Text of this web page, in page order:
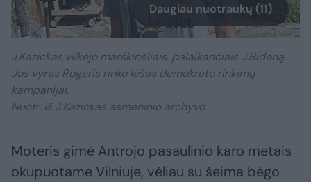
Daugiau nuotraukų (11)
J.Kazickas vilkėjo marškinėliais, palaikančiais J.Bideną.
Jos vyras Rogeris rinko lėšas demokrato rinkimų
kampanijai.
Nuotr. iš J.Kazickas asmeninio archyvo
Moteris gimė Antrojo pasaulinio karo metais
okupuotame Vilniuje, vėliau su šeima bėgo